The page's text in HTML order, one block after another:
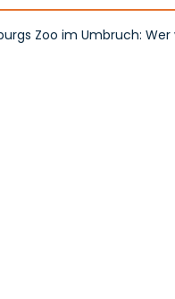
Zoo im Umbruch: